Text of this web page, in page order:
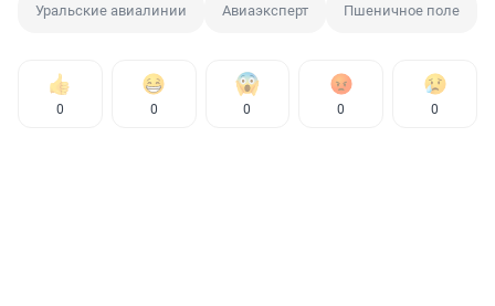
Уральские авиалинии Авиаэксперт Пшеничное поле
0 0 0 0 0